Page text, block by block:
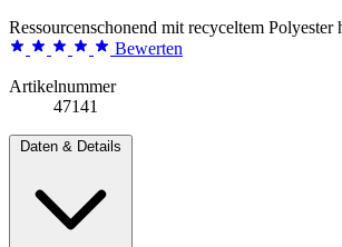
Ressourcenschonend mit recyceltem Polyester
Bewerten
Artikelnummer
47141
Daten & Details